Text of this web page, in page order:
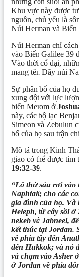
những con suối ẩn
Khu vực này được
nguồn, chủ yếu là
Núi Herman và Biển
Núi Herman chỉ
vào Biển Galilee 39
Vào thời cổ đại,
mang tên Dãy núi
Sự phân bổ của họ
xung đột với lực
biển Merom ở
này, các bộ lạc
Simeon và Zebulun
bổ của họ sau trận
Mô tả trong Kinh
giao có thể được tìm
19:32-39.
“Lô thứ sáu rơi vào
Naphtali; cho các
gia đình của họ. Và
Heleph, từ cây sồi
nekeb và Jabneel,
kết thúc tại Jordan.
về phía tây đến
đến Hukkok; và nó
và chạm vào Asher
ở Jordan về phía